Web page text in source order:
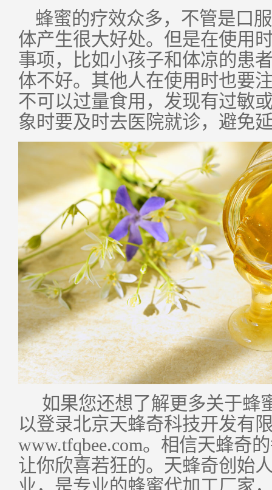
蜂蜜的疗效众多，不管是口
体产生很大好处。但是在使用
事项，比如小孩子和体凉的患
体不好。其他人在使用时也要
不可以过量食用，发现有过敏
象时要及时去医院就诊，避免
如果您还想了解更多关于蜂
以登录北京天蜂奇科技开发有
www.tfqbee.com。相信天蜂奇
让你欣喜若狂的。天蜂奇创始